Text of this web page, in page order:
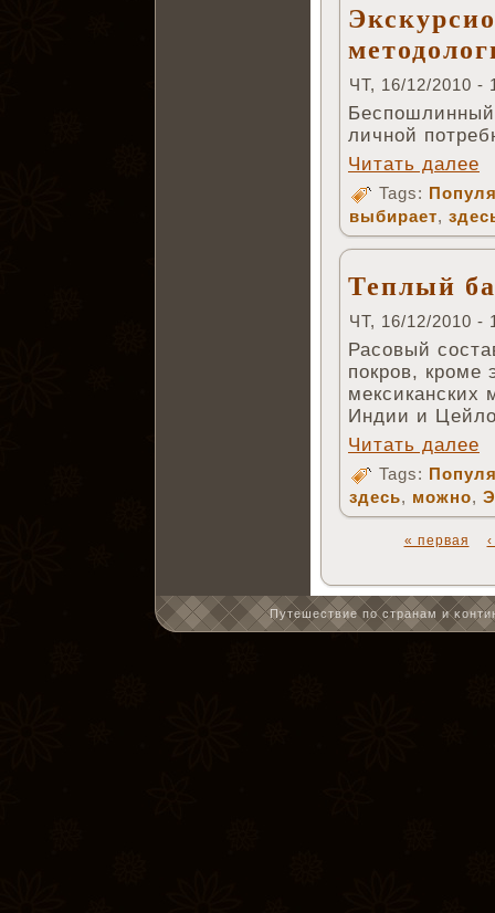
ЧТ, 16/12/2010 -
личной
Читать далее
Tags:
выбирает,
Теплый
ЧТ, 16/12/2010 -
Расовый
покров, кроме
мексиканских
Индии и
Читать далее
Tags:
здесь, можно,
« первая
Путешествие по странам и